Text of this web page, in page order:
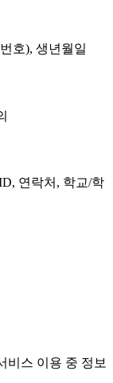
호), 생년월일
연락처, 학교/학
비스 이용 중 정보